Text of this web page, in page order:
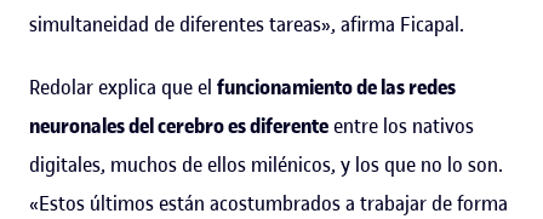
simultaneidad de diferentes tareas», afirma Ficapal.
Redolar explica que el funcionamiento de las redes
neuronales del cerebro es diferenteentre los nativos
digitales, muchos de ellos milénicos, y los que no lo son.
«Estos últimos están acostumbrados a trabajar de forma